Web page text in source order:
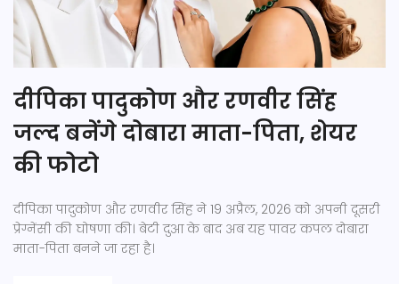
दीपिका पादुकोण और रणवीर सिंह
जल्द बनेंगे दोबारा माता-पिता, शेयर
की फोटो
दीपिका पादुकोण और रणवीर सिंह ने 19 अप्रैल, 2026 को अपनी दूसरी
प्रेग्नेंसी की घोषणा की। बेटी दुआ के बाद अब यह पावर कपल दोबारा
माता-पिता बनने जा रहा है।